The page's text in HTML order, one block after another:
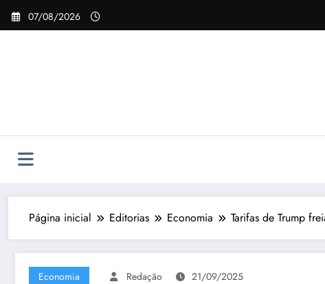
Pular
para
07/08/2026
Página inicial Editorias Economia Tarifas de Trump
Economia Redação 21/09/2025